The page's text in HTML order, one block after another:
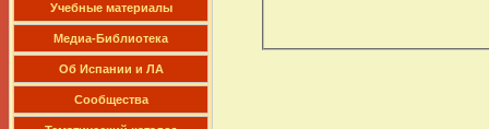
Учебные материалы
Медиа-Библиотека
Об Испании и ЛА
Сообщества